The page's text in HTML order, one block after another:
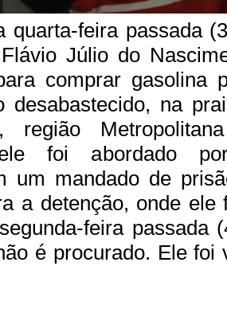
quarta-feira passada
Júlio do
comprar gasolina
desabastecido, na
região
foi abordado
um mandado de
a detenção, onde ele
feira passada
é procurado. Ele foi